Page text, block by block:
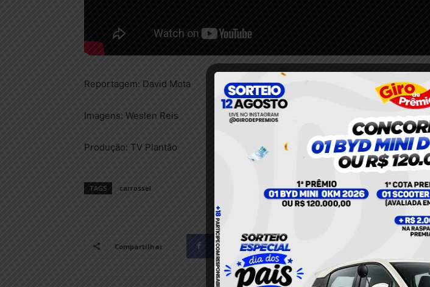
Reportagem: David Mota
Imagens: Weslen Reis
Produção: TV Plantão
TAGS carrossel
Compartilhar Facebook